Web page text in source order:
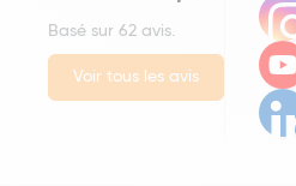
Basé sur 62 avis.
Voir tous les avis